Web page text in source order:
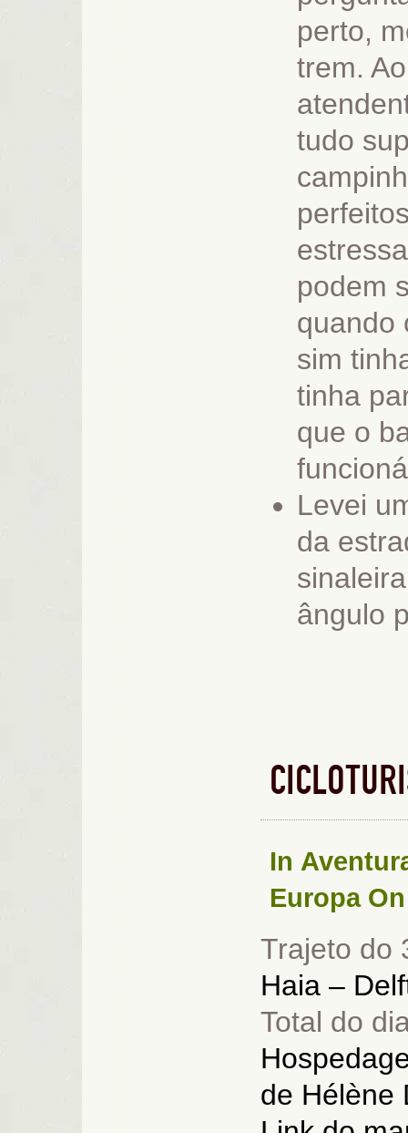
perto,
trem.
tudo
podem
quando
sim
tinha
que o
Levei
da
ângulo
In
Europa
Trajeto do
Haia –
Total do
de Hélène